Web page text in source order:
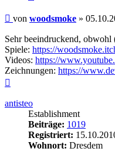
Beitrag
von woodsmoke »
Sehr beeindruckend,
Spiele: https://
Videos: https://
Zeichnungen: https://
antisteo
Establishment
Beiträge: 1019
Registriert:
Wohnort: Dresdem